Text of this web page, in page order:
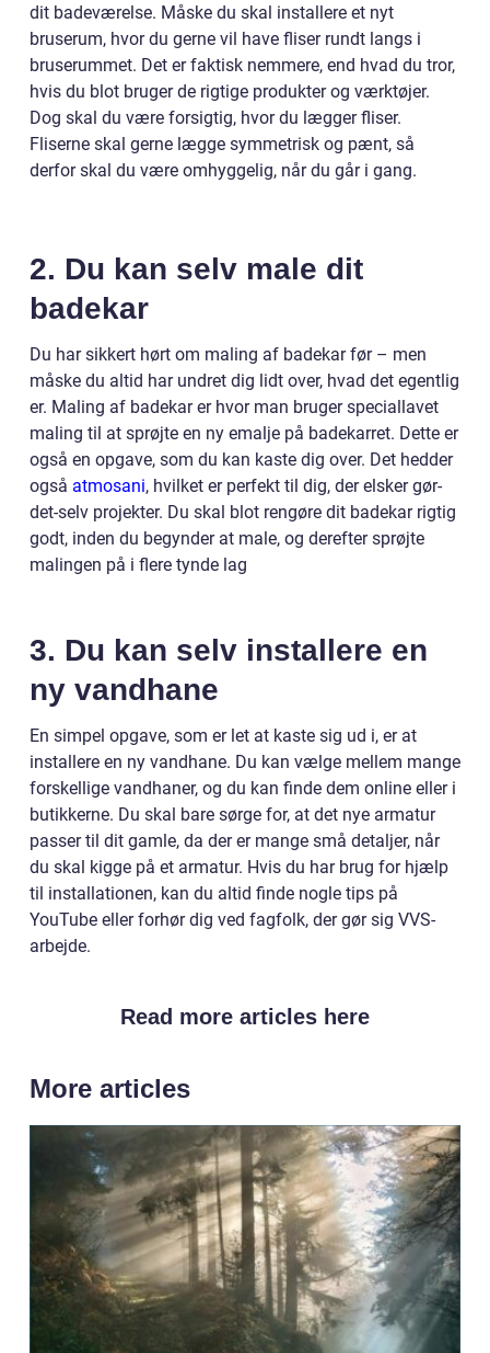
dit badeværelse. Måske du skal installere et nyt
bruserum, hvor du gerne vil have fliser rundt langs i
bruserummet. Det er faktisk nemmere, end hvad du tror,
hvis du blot bruger de rigtige produkter og værktøjer.
Dog skal du være forsigtig, hvor du lægger fliser.
Fliserne skal gerne lægge symmetrisk og pænt, så
derfor skal du være omhyggelig, når du går i gang.
2. Du kan selv male dit
badekar
Du har sikkert hørt om maling af badekar før – men
måske du altid har undret dig lidt over, hvad det egentlig
er. Maling af badekar er hvor man bruger speciallavet
maling til at sprøjte en ny emalje på badekarret. Dette er
også en opgave, som du kan kaste dig over. Det hedder
også atmosani, hvilket er perfekt til dig, der elsker gør-
det-selv projekter. Du skal blot rengøre dit badekar rigtig
godt, inden du begynder at male, og derefter sprøjte
malingen på i flere tynde lag
3. Du kan selv installere en
ny vandhane
En simpel opgave, som er let at kaste sig ud i, er at
installere en ny vandhane. Du kan vælge mellem mange
forskellige vandhaner, og du kan finde dem online eller i
butikkerne. Du skal bare sørge for, at det nye armatur
passer til dit gamle, da der er mange små detaljer, når
du skal kigge på et armatur. Hvis du har brug for hjælp
til installationen, kan du altid finde nogle tips på
YouTube eller forhør dig ved fagfolk, der gør sig VVS-
arbejde.
Read more articles here
More articles